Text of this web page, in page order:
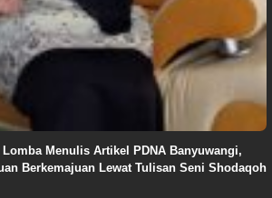
Menulis Artikel PDNA Banyuwangi,
Berkemajuan Lewat Tulisan Seni Shodaqoh